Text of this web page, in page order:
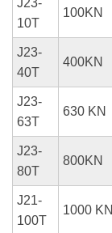
10T
100KN
J23-
40T
400KN
J23-
63T
630 KN
J23-
80T
800KN
J21-
100T
1000 KN